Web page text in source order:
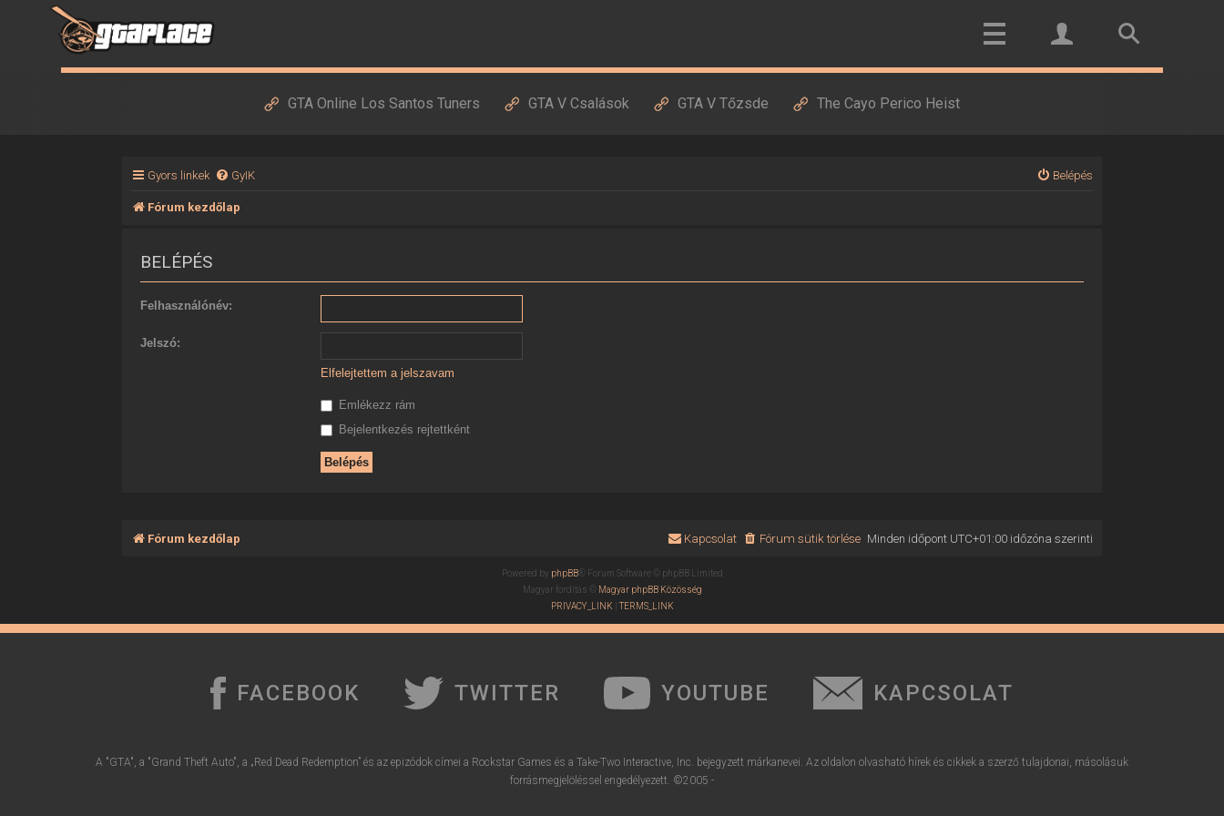
GTA Online Los Santos Tuners GTA V Csalások GTA V Tőzsde The Cayo Perico Heist
Gyors linkek GyIK Belépés
Fórum kezdőlap
BELÉPÉS
Felhasználónév:
Jelszó:
Elfelejtettem a jelszavam
Emlékezz rám
Bejelentkezés rejtettként
Fórum kezdőlap Minden időpont UTC+01:00időzóna szerinti
Fórum sütik törlése
Kapcsolat
Powered by phpBB® Forum Software © phpBB Limited
Magyar fordítás © Magyar phpBB Közösség
PRIVACY_LINK |TERMS_LINK
FACEBOOK TWITTER YOUTUBE KAPCSOLAT
A "GTA", a "Grand Theft Auto", a „Red Dead Redemption” és az epizódok címei a Rockstar Games és a Take-Two Interactive, Inc. bejegyzett márkanevei. Az oldalon olvasható hírek és cikkek a szerző tulajdonai, másolásuk
forrásmegjelöléssel engedélyezett. ©2005 -